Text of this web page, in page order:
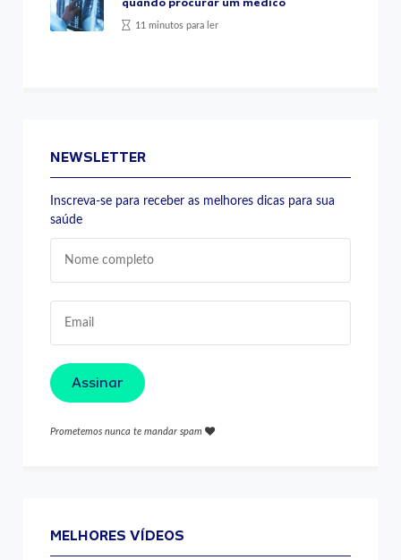
11 minutos para ler
NEWSLETTER
Inscreva-se para receber as melhores dicas para sua
saúde
Assinar
Prometemos nunca te mandar spam
MELHORES VÍDEOS